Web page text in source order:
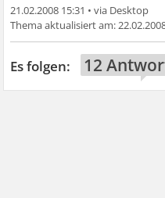
21.02.2008 15:31 •
12